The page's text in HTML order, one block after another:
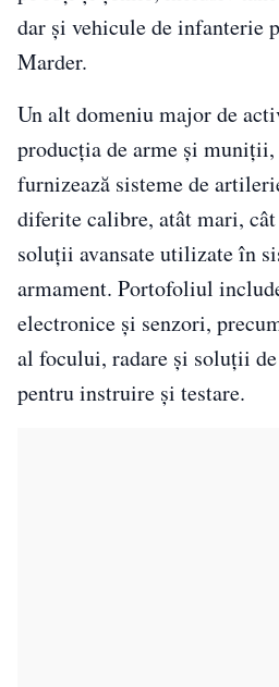
dar și vehicule de infanterie
Marder.
Un alt domeniu major de
producția de arme și muniții,
furnizează sisteme de
diferite calibre, atât mari,
soluții avansate utilizate în
armament. Portofoliul
electronice și senzori,
al focului, radare și soluții
pentru instruire și testare.